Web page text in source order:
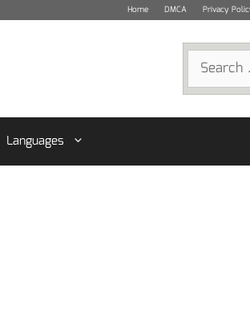
Home DMCA Privacy
Search
for:
Languages